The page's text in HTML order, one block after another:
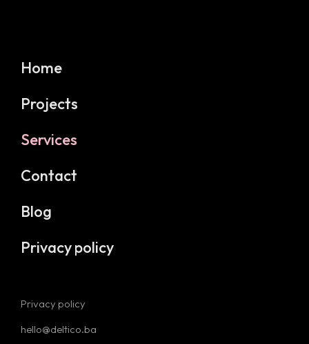
Home
Projects
Services
Contact
Blog
Privacy policy
Privacy policy
hello@deltico.ba